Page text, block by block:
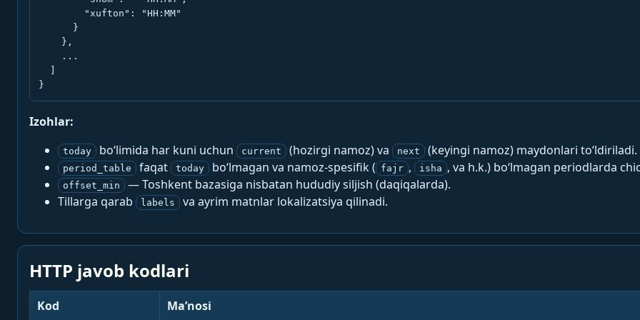
        "xufton": "HH:MM"
      }
    },
    ...
}
Izohlar:
today bo‘limida har kuni uchun current (hozirgi namoz) va next (keyingi namoz) maydonlari to‘ldiriladi.
period_table faqat today bo‘lmagan va namoz-spesifik ( fajr , isha , va h.k.) bo‘lmagan periodlarda
offset_min
— Toshkent bazasiga nisbatan hududiy siljish (daqiqalarda).
Tillarga qarab
labels va ayrim matnlar lokalizatsiya qilinadi.
HTTP javob kodlari
Kod Ma’nosi